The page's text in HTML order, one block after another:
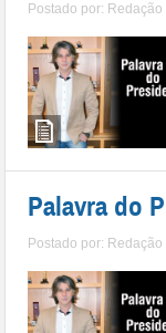
Postado por: Redação
Palavra do
Postado por: Redação